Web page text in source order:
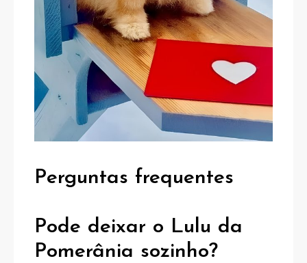
Perguntas frequentes
Pode deixar o Lulu da
Pomerânia sozinho?